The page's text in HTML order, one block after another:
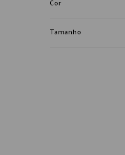
Cor
Tamanho